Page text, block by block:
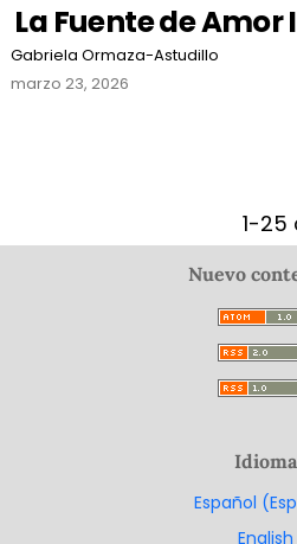
La Fuente de
Gabriela Ormaza-Astudillo
marzo 23, 2026
1-25
Nuevo
Idioma
Español
English